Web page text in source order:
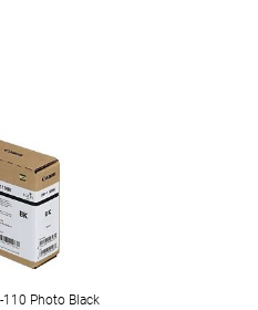
110 Photo Black